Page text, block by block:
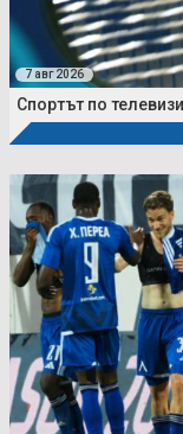
7 авг 2026
Спортът по